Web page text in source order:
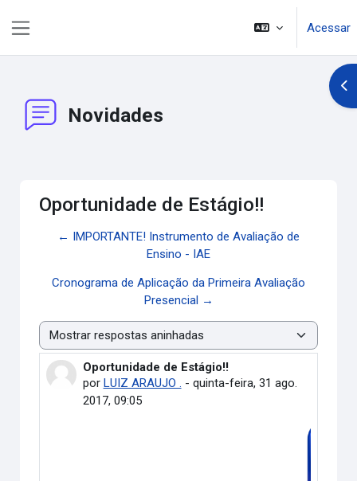
Acessar
Novidades
Oportunidade de Estágio!!
← IMPORTANTE! Instrumento de Avaliação de
Ensino - IAE
Cronograma de Aplicação da Primeira Avaliação
Presencial →
Modo de visualização
Oportunidade de Estágio!!
por LUIZ ARAUJO . - quinta-feira, 31 ago.
2017, 09:05
Número de respostas: 0